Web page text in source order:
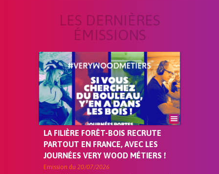
LES DERNIÈRES
ÉMISSIONS
LA FILIÈRE FORÊT-BOIS RECRUTE
PARTOUT EN FRANCE, AVEC LES
JOURNÉES VERY WOOD MÉTIERS !
Emission du 20/07/2026